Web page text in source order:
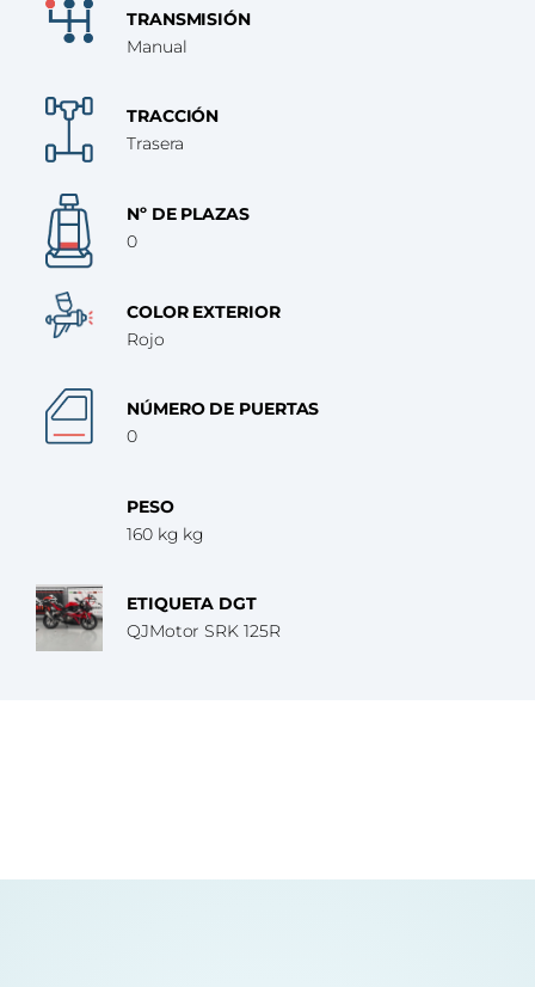
TRANSMISIÓN
Manual
TRACCIÓN
Trasera
Nº DE PLAZAS
0
COLOR EXTERIOR
Rojo
NÚMERO DE PUERTAS
0
PESO
160 kg kg
ETIQUETA DGT
QJMotor SRK 125R